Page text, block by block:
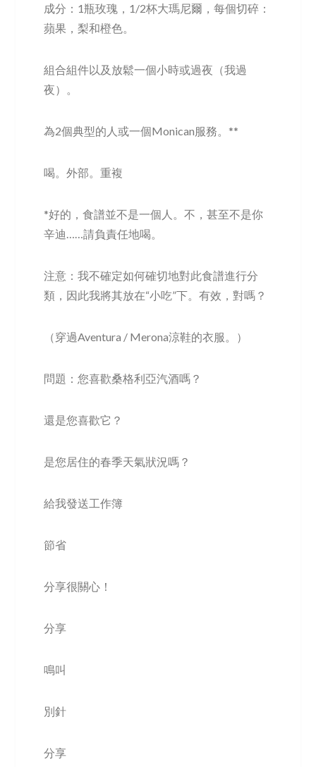
成分：1瓶玫瑰，1/2杯大瑪尼爾，每個切碎：
蘋果，梨和橙色。
組合組件以及放鬆一個小時或過夜（我過
夜）。
為2個典型的人或一個Monican服務。**
喝。外部。重複
*好的，食譜並不是一個人。不，甚至不是你
辛迪……請負責任地喝。
注意：我不確定如何確切地對此食譜進行分
類，因此我將其放在“小吃”下。有效，對嗎？
（穿過Aventura / Merona涼鞋的衣服。）
問題：您喜歡桑格利亞汽酒嗎？
還是您喜歡它？
是您居住的春季天氣狀況嗎？
給我發送工作簿
節省
分享很關心！
分享
鳴叫
別針
分享